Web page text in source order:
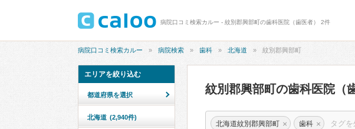
病院口コミ検索カルー - 紋別郡興部町の歯科医院（歯医者） 2件
病院口コミ検索カルー 病院検索 歯科 北海道 紋別郡興部町
紋別郡興部町の歯科医院（
北海道紋別郡興部町 × 歯科 ×
エリアを絞り込む
都道府県を選択
北海道 (2,940件)